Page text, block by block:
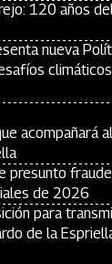
120 años
nueva
acompañará
presunto
de 2026
para
de la